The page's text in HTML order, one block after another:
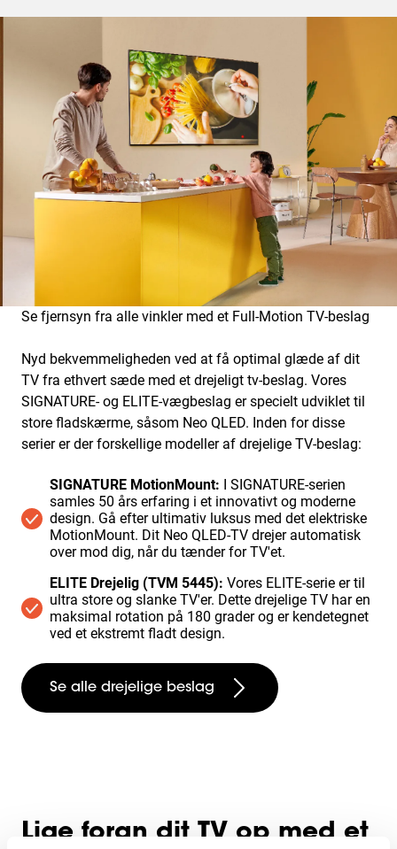
Se fjernsyn fra alle vinkler med et Full-Motion TV-beslag
Nyd bekvemmeligheden ved at få optimal glæde af dit
TV fra ethvert sæde med et drejeligt tv-beslag. Vores
SIGNATURE- og ELITE-vægbeslag er specielt udviklet til
store fladskærme, såsom Neo QLED. Inden for disse
serier er der forskellige modeller af drejelige TV-beslag:
SIGNATURE MotionMount: I SIGNATURE-serien
samles 50 års erfaring i et innovativt og moderne
design. Gå efter ultimativ luksus med det elektriske
MotionMount. Dit Neo QLED-TV drejer automatisk
over mod dig, når du tænder for TV'et.
ELITE Drejelig (TVM 5445): Vores ELITE-serie er til
ultra store og slanke TV'er. Dette drejelige TV har en
maksimal rotation på 180 grader og er kendetegnet
ved et ekstremt fladt design.
Se alle drejelige beslag
Lige foran dit TV op med et